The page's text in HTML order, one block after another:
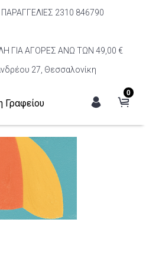
2310 846790
ΓΙΑ ΑΓΟΡΕΣ ΑΝΩ ΤΩΝ 49,00 €
27, Θεσσαλονίκη
0
Γραφείου